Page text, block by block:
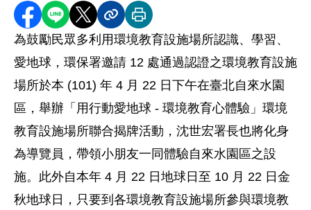
分享至 Facebook
分享到 LINE
分享到 X分享內容連結
列印本頁
為鼓勵民眾多利用環境教育設施場所認識、學習、
愛地球，環保署邀請 12 處通過認證之環境教育設施
場所於本 (101) 年 4 月 22 日下午在臺北自來水園
區，舉辦「用行動愛地球 - 環境教育心體驗」環境
教育設施場所聯合揭牌活動，沈世宏署長也將化身
為導覽員，帶領小朋友一同體驗自來水園區之設
施。此外自本年 4 月 22 日地球日至 10 月 22 日金
秋地球日，只要到各環境教育設施場所參與環境教